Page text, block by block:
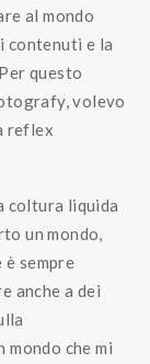
al mondo
contenuti e la
questo
volevo
reflex
coltura liquida
un mondo,
è sempre
anche a dei
che mi